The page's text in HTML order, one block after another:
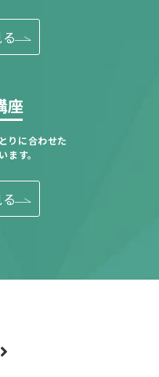
座
りに合わせた
ます。